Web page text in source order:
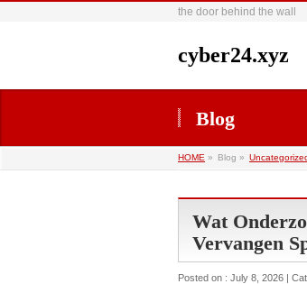
the door behind the wall
cyber24.xyz
Blog
HOME » Blog »
Wat
Vervangen
Posted on : July 8, 2026 |